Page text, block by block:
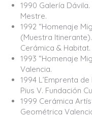
1990 Galería
Mestre.
1992 “Homenaje
(Muestra Itinerante).
Cerámica &
1993 “Homenaje
Valencia.
1994 L’Emprenta
Pius V. Fundación
1999 Cerámica
Geométrica